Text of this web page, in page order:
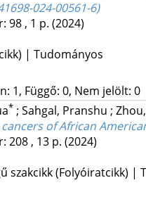
024-00561-6)
98 , 1 p. (2024)
| Tudományos
1, Függő: 0, Nem jelölt: 0
* ; Sahgal, Pranshu ;
of African
208 , 13 p. (2024)
szakcikk (Folyóiratcikk) |